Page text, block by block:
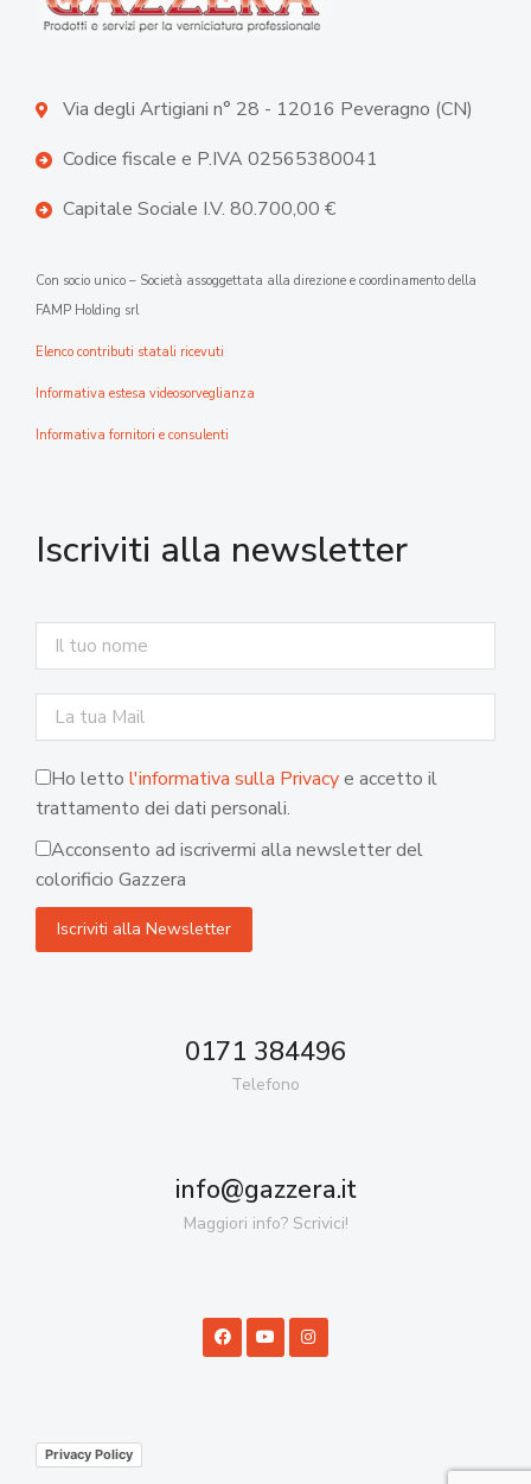
Via degli Artigiani n° 28 - 12016 Peveragno (CN)
Codice fiscale e P.IVA 02565380041
Capitale Sociale I.V. 80.700,00 €
Con socio unico – Società assoggettata alla direzione e coordinamento della
FAMP Holding srl
Elenco contributi statali ricevuti
Informativa estesa videosorveglianza
Informativa fornitori e consulenti
Iscriviti alla newsletter
Ho letto l'informativa sulla Privacye accetto il
trattamento dei dati personali.
Acconsento ad iscrivermi alla newsletter del
colorificio Gazzera
0171 384496
Telefono
info@gazzera.it
Maggiori info? Scrivici!
Privacy Policy